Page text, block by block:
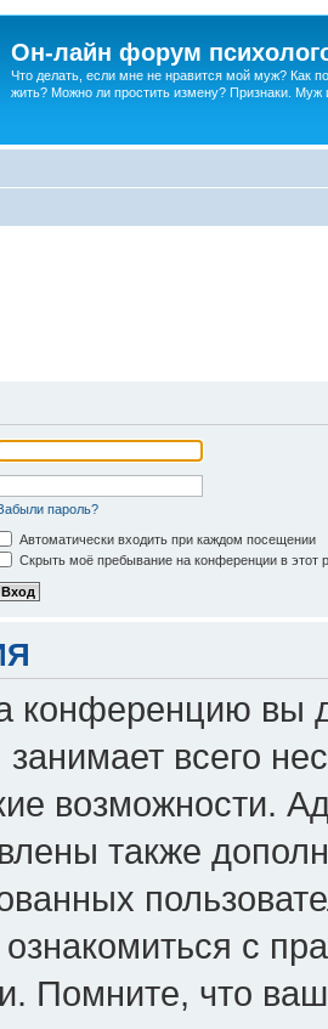
Он-лайн форум
Что делать, если мне не нравится мой муж? Как
жить? Можно ли простить измену? Признаки. Муж
пароль?
Автоматически входить при каждом посещении
Скрыть моё пребывание на конференции в этот
конференцию вы
занимает всего
возможности.
также
с
Помните, что